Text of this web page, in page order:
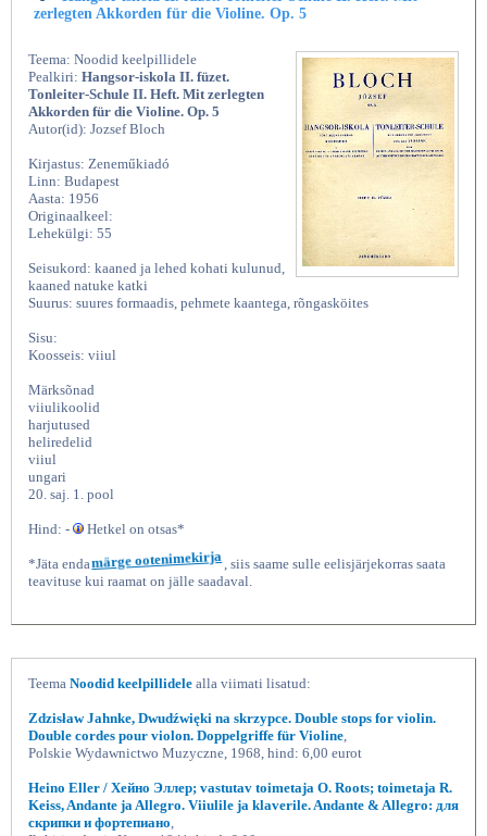
Hangsor-iskola II füzet Tonleiter-Schule
zerlegten Akkorden für die Violine. Op. 5
Teema: Noodid keelpillidele
Pealkiri: Hangsor-iskola II. füzet.
Tonleiter-Schule II. Heft. Mit zerlegten
Akkorden für die Violine. Op. 5
Autor(id): Jozsef Bloch
Kirjastus: Zeneműkiadó
Linn: Budapest
Aasta: 1956
Originaalkeel:
Lehekülgi: 55
Seisukord: kaaned ja lehed kohati kulunud,
kaaned natuke katki
Suurus: suures formaadis, pehmete kaantega, rõngasköites
Sisu:
Koosseis: viiul
Märksõnad
viiulikoolid
harjutused
heliredelid
viiul
ungari
20. saj. 1. pool
Hind: - Hetkel on otsas*
*Jäta endamärge ootenimekirja, siis saame sulle eelisjärjekorras saata
teavituse kui raamat on jälle saadaval.
Teema Noodid keelpillidele alla viimati lisatud:
Zdzisław Jahnke, Dwudźwięki na skrzypce. Double stops for violin.
Double cordes pour violon. Doppelgriffe für Violine,
Polskie Wydawnictwo Muzyczne, 1968, hind: 6,00 eurot
Heino Eller / Хейно Эллер; vastutav toimetaja O. Roots; toimetaja R.
Keiss, Andante ja Allegro. Viiulile ja klaverile. Andante & Allegro: для
скрипки и фортепиано,